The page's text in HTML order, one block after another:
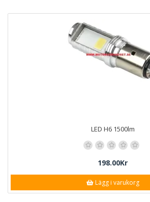
LED H6 1500lm
198.00Kr
Lägg i varukorg